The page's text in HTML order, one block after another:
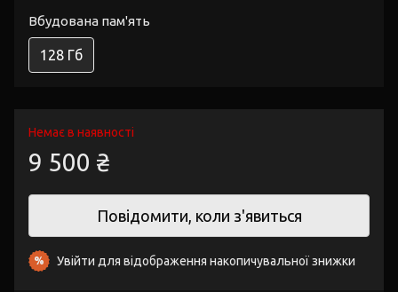
Вбудована пам'ять
128 Гб
Немає в наявності
9 500 ₴
Повідомити, коли з'явиться
% Увійти для відображення накопичувальної знижки